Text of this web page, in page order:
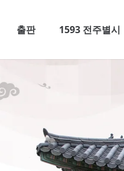
출판 1593 전주별시